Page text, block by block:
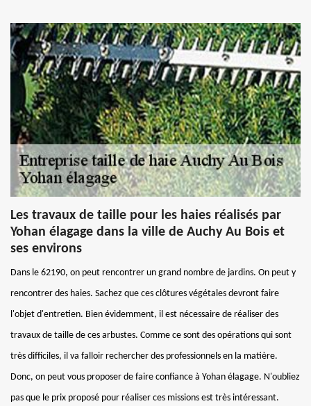
Les travaux de taille pour les haies réalisés par
Yohan élagage dans la ville de Auchy Au Bois et
ses environs
Dans le 62190, on peut rencontrer un grand nombre de jardins. On peut y
rencontrer des haies. Sachez que ces clôtures végétales devront faire
l'objet d'entretien. Bien évidemment, il est nécessaire de réaliser des
travaux de taille de ces arbustes. Comme ce sont des opérations qui sont
très difficiles, il va falloir rechercher des professionnels en la matière.
Donc, on peut vous proposer de faire confiance à Yohan élagage. N'oubliez
pas que le prix proposé pour réaliser ces missions est très intéressant.